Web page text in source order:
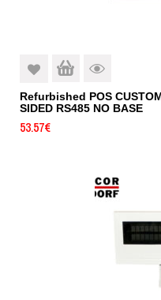
Refurbished POS
SIDED RS485 NO BASE
53.57€